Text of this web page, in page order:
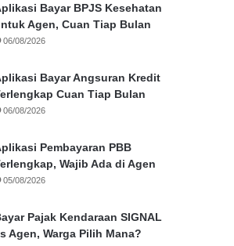
Bayar BPJS Kesehatan
Agen, Cuan Tiap Bulan
06/08/2026
Bayar Angsuran Kredit
Cuan Tiap Bulan
06/08/2026
Pembayaran PBB
Wajib Ada di Agen
05/08/2026
Pajak Kendaraan SIGNAL
Agen, Warga Pilih Mana?